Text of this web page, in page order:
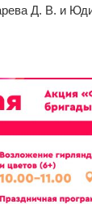
Д. В. и